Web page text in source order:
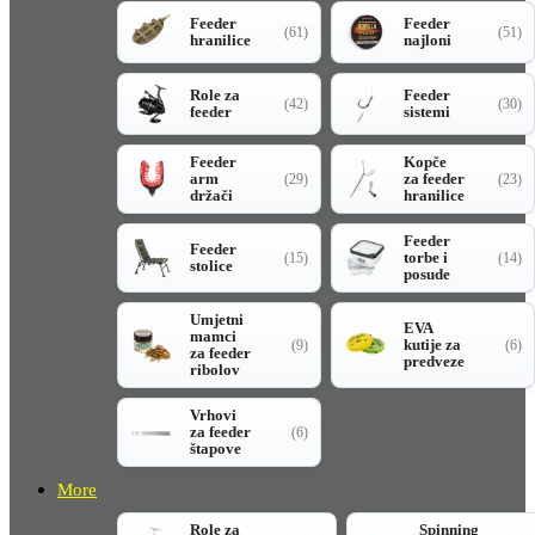
Feeder
hranilice
(61)
Feeder
najloni
(51)
Role za
feeder
(42)
Feeder
sistemi
(30)
Feeder
arm
držači
(29)
Kopče
za feeder
hranilice
(23)
Feeder
stolice
(15)
Feeder
torbe i
posude
(14)
Umjetni
mamci
za feeder
ribolov
(9)
EVA
kutije za
predveze
(6)
Vrhovi
za feeder
štapove
(6)
More
Role za
Spinning